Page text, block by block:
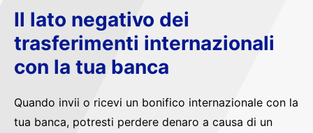
Il lato negativo dei
trasferimenti internazionali
con la tua banca
Quando invii o ricevi un bonifico internazionale con la
tua banca, potresti perdere denaro a causa di un